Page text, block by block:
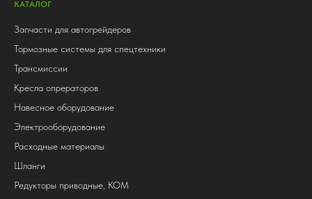
КАТАЛОГ
Запчасти для автогрейдеров
Тормозные системы для спецтехники
Трансмиссии
Кресла опрераторов
Навесное оборудование
Электрооборудование
Расходные материалы
Шланги
Редукторы приводные, КОМ